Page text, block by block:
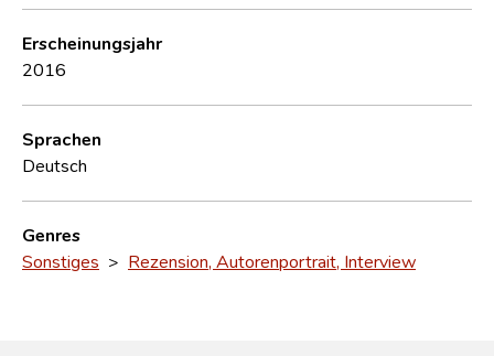
Erscheinungsjahr
2016
Sprachen
Deutsch
Genres
Sonstiges > Rezension, Autorenportrait, Interview